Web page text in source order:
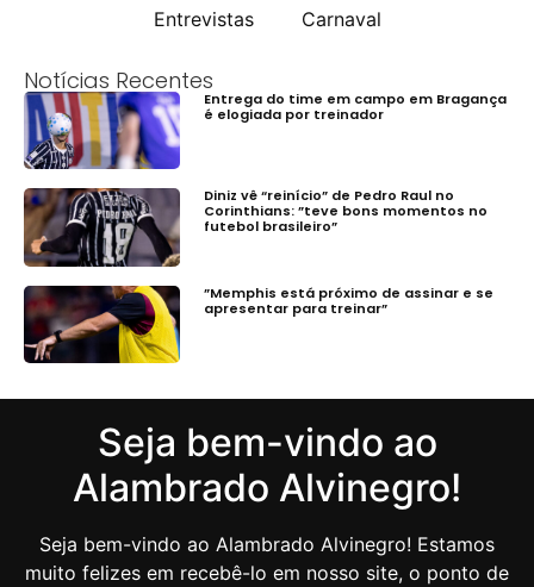
Entrevistas Carnaval
Notícias Recentes
Entrega do time em campo em Bragança
é elogiada por treinador
Diniz vê “reinício” de Pedro Raul no
Corinthians: ”teve bons momentos no
futebol brasileiro”
”Memphis está próximo de assinar e se
apresentar para treinar”
Seja bem-vindo ao
Alambrado Alvinegro!
Seja bem-vindo ao Alambrado Alvinegro! Estamos
muito felizes em recebê-lo em nosso site, o ponto de